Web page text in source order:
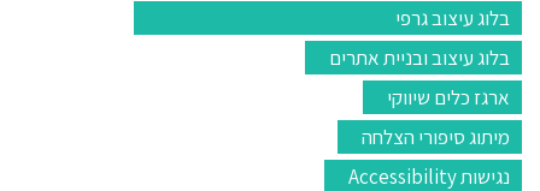
בלוג עיצוב גרפי
בלוג עיצוב ובניית אתרים
ארגז כלים שיווקי
מיתוג סיפורי הצלחה
נגישות Accessibility